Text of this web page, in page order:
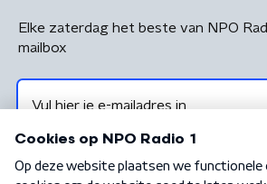
Elke zaterdag het beste van NPO
mailbox